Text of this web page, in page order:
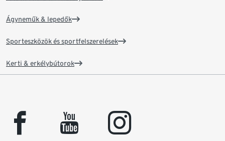
Ágyneműk & lepedők
Sporteszközök és sportfelszerelések
Kerti & erkélybútorok
facebook youtube instagram